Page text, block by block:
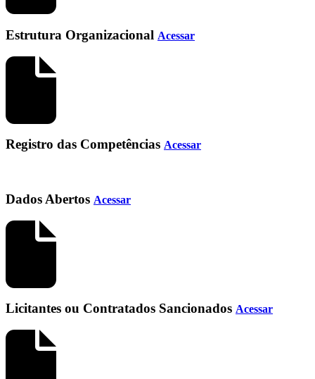
Estrutura Organizacional Acessar
Registro das Competências Acessar
Dados Abertos Acessar
Licitantes ou Contratados Sancionados Acessar